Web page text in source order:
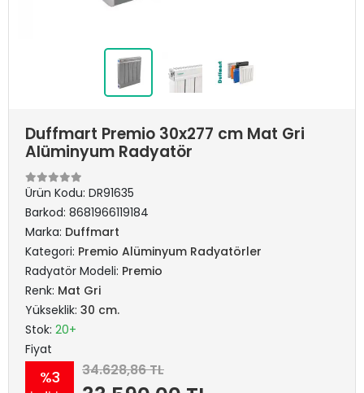
Duffmart Premio 30x277 cm Mat Gri
Alüminyum Radyatör
Ürün Kodu: DR91635
Barkod: 8681966119184
Marka: Duffmart
Kategori: Premio Alüminyum Radyatörler
Radyatör Modeli: Premio
Renk: Mat Gri
Yükseklik: 30 cm.
Stok: 20+
Fiyat
%3 34.628,86 TL